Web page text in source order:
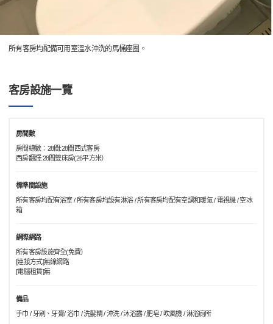
所有客房均配備可用室溫水沖洗的馬桶座圈。
客房設施一覽
房間數
房間總數：28間:28間西式客房
西房翻譯:28間雙床房(26平方米）
標準間設施
所有客房均配有浴室 / 所有客房均設有淋浴 / 所有客房均配有空調和暖氣 / 電視機 / 空冰
箱
網際網路
所有客房設施齊全(免費）
[連接方式]無線網路
[電腦租賃]無
備品
手巾 / 牙刷、牙膏/ 浴巾 / 洗髮精 / 沖洗 / 沐浴露 / 肥皂 / 吹風機 / 淋浴廁所